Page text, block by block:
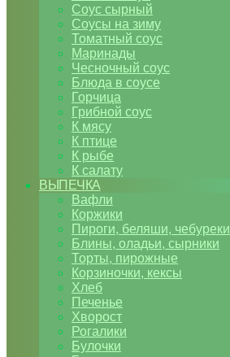
Соус сырный
Соусы на зиму
Томатный соус
Маринады
Чесночный соус
Блюда в соусе
Горчица
Грибной соус
К мясу
К птице
К рыбе
К салату
ВЫПЕЧКА
Вафли
Коржики
Пироги, беляши, чебуреки
Блины, оладьи, сырники
Торты, пирожные
Корзиночки, кексы
Хлеб
Печенье
Хворост
Рогалики
Булочки